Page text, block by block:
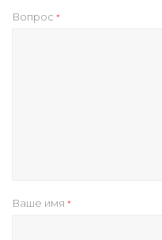
Вопрос *
Ваше имя *